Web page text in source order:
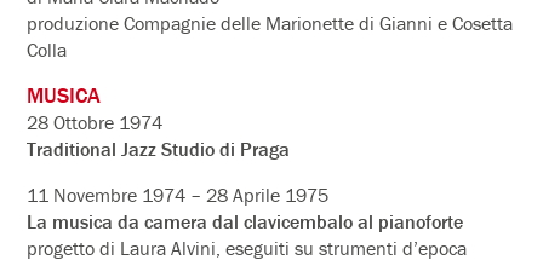
produzione Compagnie delle Marionette di Gianni e Cosetta
Colla
MUSICA
28 Ottobre 1974
Traditional Jazz Studio di Praga
11 Novembre 1974 – 28 Aprile 1975
La musica da camera dal clavicembalo al pianoforte
progetto di Laura Alvini, eseguiti su strumenti d’epoca